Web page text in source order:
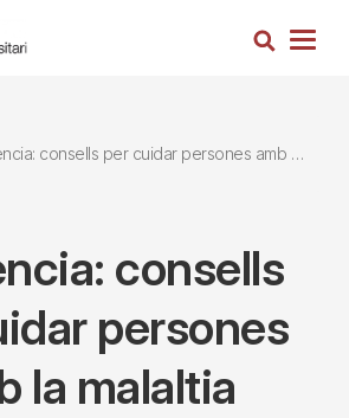
Cerca
consells per cuidar persones amb la malaltia
consells
persones
la malaltia